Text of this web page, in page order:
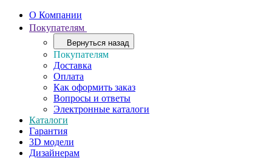
О Компании
Покупателям
Вернуться назад
Покупателям
Доставка
Оплата
Как оформить заказ
Вопросы и ответы
Электронные каталоги
Каталоги
Гарантия
3D модели
Дизайнерам